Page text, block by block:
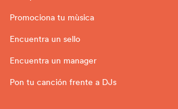
Promociona tu mùsica
Encuentra un sello
Encuentra un manager
Pon tu canción frente a DJs